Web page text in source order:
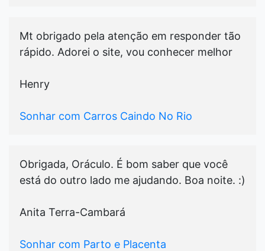
Mt obrigado pela atenção em responder tão
rápido. Adorei o site, vou conhecer melhor
Henry
Sonhar com Carros Caindo No Rio
Obrigada, Oráculo. É bom saber que você
está do outro lado me ajudando. Boa noite. :)
Anita Terra-Cambará
Sonhar com Parto e Placenta